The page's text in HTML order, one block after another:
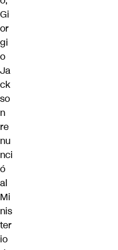
Gi
or
gi
o
Ja
ck
so
n
re
nu
nci
ó
al
Mi
nis
ter
io